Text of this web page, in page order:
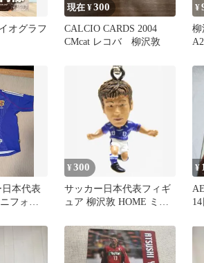
オグラフ
現在 ¥300
CALCIO CARDS 2004
CMcat レコバ 柳沢敦
¥
柳
日本代表
フォー
¥300
サッカー日本代表フィギ
ュア 柳沢敦 HOME ミニ
¥